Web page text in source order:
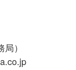
一覧
）